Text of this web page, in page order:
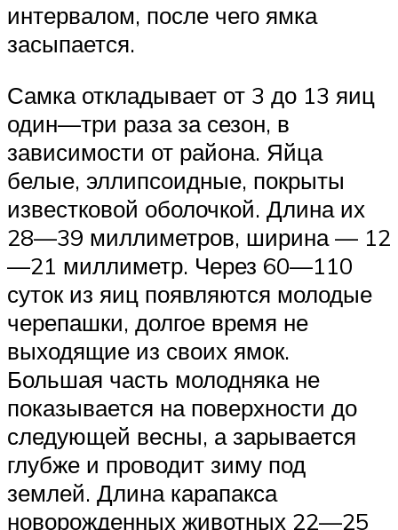
интервалом, после чего ямка
засыпается.
Самка откладывает от 3 до 13 яиц
один—три раза за сезон, в
зависимости от района. Яйца
белые, эллипсоидные, покрыты
известковой оболочкой. Длина их
28—39 миллиметров, ширина — 12
—21 миллиметр. Через 60—110
суток из яиц появляются молодые
черепашки, долгое время не
выходящие из своих ямок.
Большая часть молодняка не
показывается на поверхности до
следующей весны, а зарывается
глубже и проводит зиму под
землей. Длина карапакса
новорожденных животных 22—25